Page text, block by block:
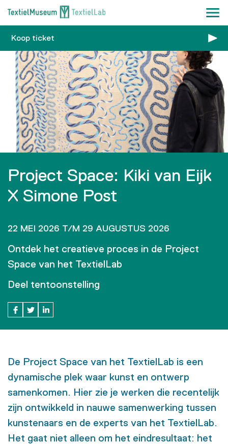
Koop ticket
Project Space: Kiki van Eijk
X Simone Post
22 MEI 2026 T/M 29 AUGUSTUS 2026
Ontdek het creatieve proces in de Project
Space van het TextielLab
Deel tentoonstelling
De Project Space van het TextielLab is een
dynamische plek waar kunst en ontwerp
samenkomen. Hier zie je werken die recentelijk
zijn ontwikkeld in nauwe samenwerking tussen
kunstenaars en de experts van het TextielLab.
Het gaat niet alleen om het eindresultaat: het